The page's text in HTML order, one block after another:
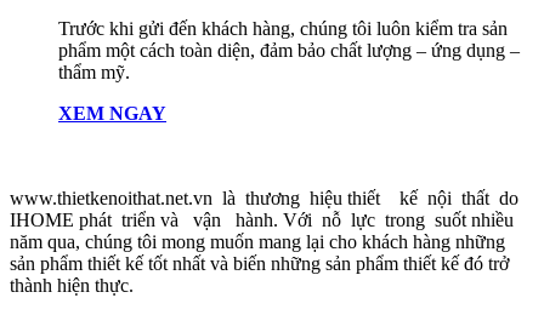
Trước khi gửi đến khách hàng, chúng tôi luôn kiểm tra sản
phẩm một cách toàn diện, đảm bảo chất lượng – ứng dụng –
thẩm mỹ.
XEM NGAY
www.thietkenoithat.net.vn là thương hiệu thiết kế nội thất do
IHOME phát triển và vận hành. Với nỗ lực trong suốt nhiều
năm qua, chúng tôi mong muốn mang lại cho khách hàng những
sản phẩm thiết kế tốt nhất và biến những sản phẩm thiết kế đó trở
thành hiện thực.